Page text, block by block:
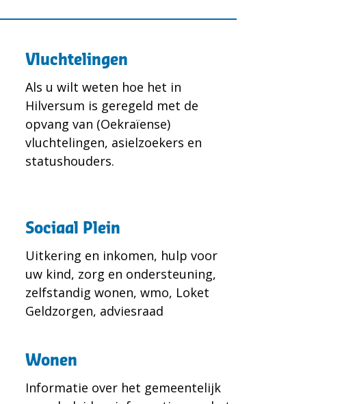
Vluchtelingen
Als u wilt weten hoe het in
Hilversum is geregeld met de
opvang van (Oekraïense)
vluchtelingen, asielzoekers en
statushouders.
Sociaal Plein
Uitkering en inkomen, hulp voor
uw kind, zorg en ondersteuning,
zelfstandig wonen, wmo, Loket
Geldzorgen, adviesraad
Wonen
Informatie over het gemeentelijk